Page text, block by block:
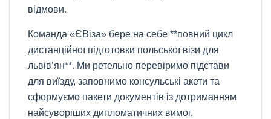
відмови.
Команда «ЄВіза» бере на себе **повний цикл
дистанційної підготовки польської візи для
львів’ян**. Ми ретельно перевіримо підстави
для виїзду, заповнимо консульські акети та
сформуємо пакети документів із дотриманням
найсуворіших дипломатичних вимог.